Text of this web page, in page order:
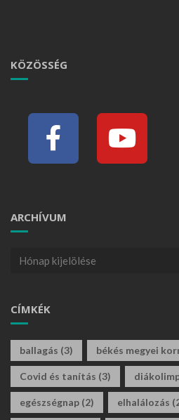
KÖZÖSSÉG
ARCHÍVUM
CÍMKÉK
ballagás (3) békés megyei
Covid és tanítás (3)
egészségnap (2) elhalálozás